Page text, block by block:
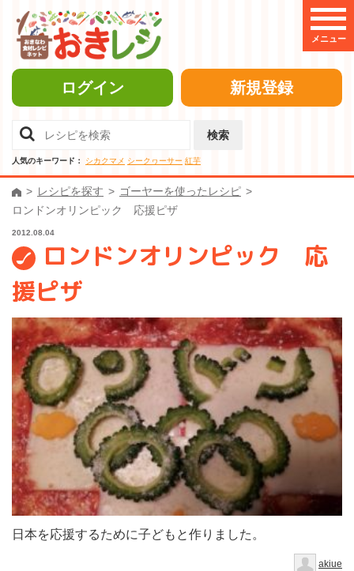
メニュー
ログイン 新規登録
検索
人気のキーワード： シカクマメ シークヮーサー 紅芋
レシピを探す
ゴーヤーを使ったレシピ
ロンドンオリンピック 応援ピザ
2012.08.04
ロンドンオリンピック 応
援ピザ
日本を応援するために子どもと作りました。
akiue